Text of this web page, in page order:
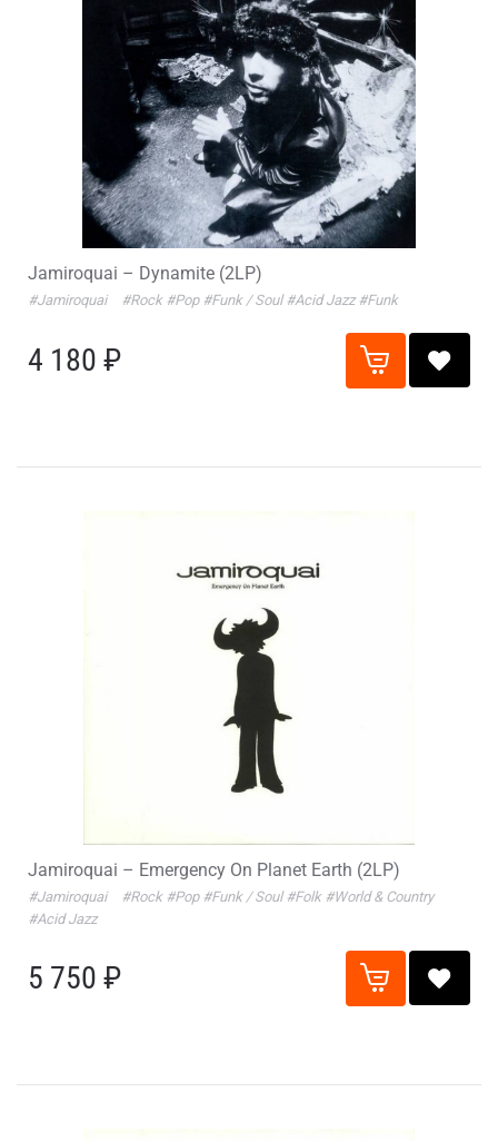
Jamiroquai – Dynamite (2LP)
#Jamiroquai #Rock #Pop #Funk / Soul #Acid Jazz #Funk
4 180 ₽
Jamiroquai – Emergency On Planet Earth (2LP)
#Jamiroquai #Rock #Pop #Funk / Soul #Folk #World & Country
#Acid Jazz
5 750 ₽